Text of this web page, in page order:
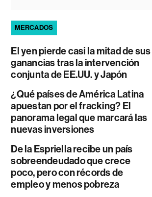
MERCADOS
El yen pierde casi la mitad de sus
ganancias tras la intervención
conjunta de EE.UU. y Japón
¿Qué países de América Latina
apuestan por el fracking? El
panorama legal que marcará las
nuevas inversiones
De la Espriella recibe un país
sobreendeudado que crece
poco, pero con récords de
empleo y menos pobreza